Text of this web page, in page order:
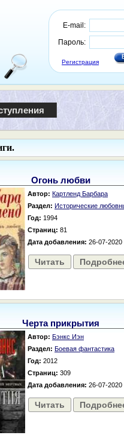
E-mail:
Пароль:
Регистрация
Огонь любви
Автор: Картленд Барбара
Раздел: Исторические
Год: 1994
Страниц: 81
Дата добавления: 26-07-2020
Читать
Черта прикрытия
Автор: Бэнкс Иэн
Раздел: Боевая фантастика
Год: 2012
Страниц: 309
Дата добавления: 26-07-2020
Читать